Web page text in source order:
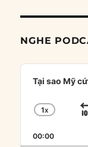
NGHE
Audio
Player
Tại sao Mỹ
RATE
1X
00:00